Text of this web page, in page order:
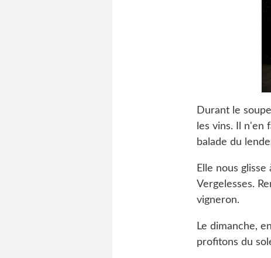
Durant le
les vins. Il n'en
balade du
Elle nous
Vergelesses.
vigneron.
Le dimanche,
profitons du